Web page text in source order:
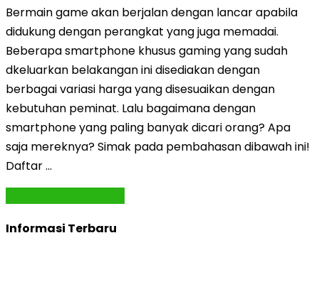
Bermain game akan berjalan dengan lancar apabila
didukung dengan perangkat yang juga memadai.
Beberapa smartphone khusus gaming yang sudah
dkeluarkan belakangan ini disediakan dengan
berbagai variasi harga yang disesuaikan dengan
kebutuhan peminat. Lalu bagaimana dengan
smartphone yang paling banyak dicari orang? Apa
saja mereknya? Simak pada pembahasan dibawah ini!
Daftar …
Informasi Terbaru